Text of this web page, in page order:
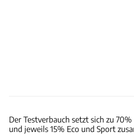
Der Testverbauch setzt sich zu
und jeweils 15% Eco und Sport